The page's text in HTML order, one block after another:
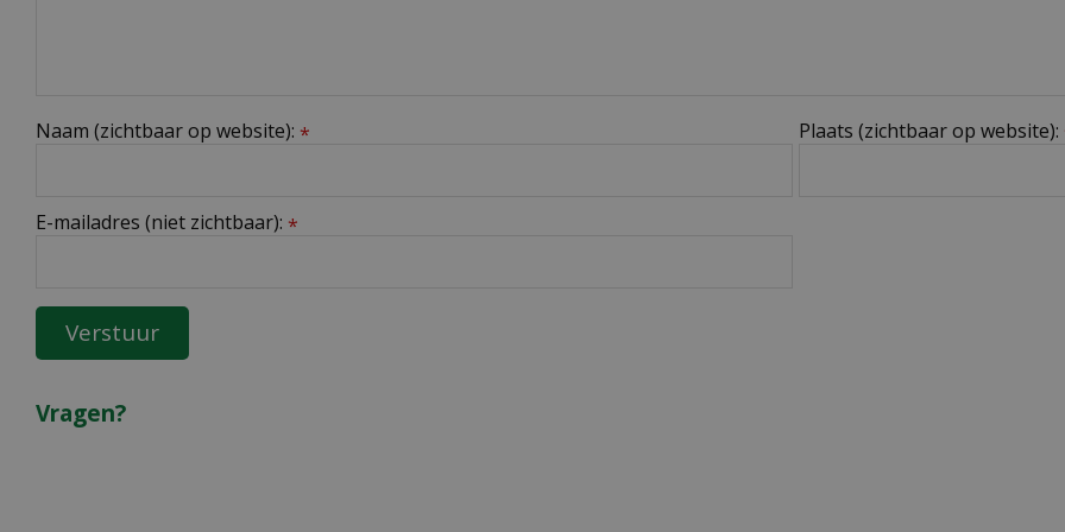
Naam (zichtbaar op website): * Plaats (zichtbaar op website):
E-mailadres (niet zichtbaar): *
Vragen?